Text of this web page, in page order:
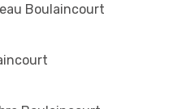
Boulaincourt